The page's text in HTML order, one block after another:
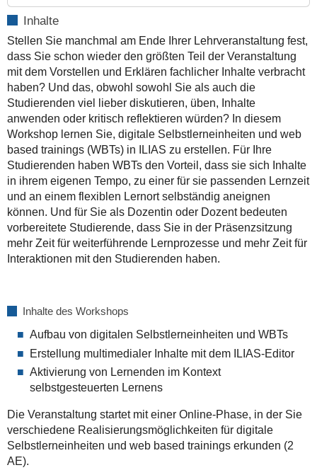
und-
gestalten
HRZ
|
Web
based
trainings
und
digitale
Selbstlerneinheiten
in
ILIAS
konzipieren
und
gestalten
(german)
2019-
2019-
14T13:00:00+01:00
Inhalte
Stellen Sie manchmal am Ende Ihrer Lehrveranstaltung fest,
dass Sie schon wieder den größten Teil der Veranstaltung
mit dem Vorstellen und Erklären fachlicher Inhalte verbracht
haben? Und das, obwohl sowohl Sie als auch die
Studierenden viel lieber diskutieren, üben, Inhalte
anwenden oder kritisch reflektieren würden? In diesem
Workshop lernen Sie, digitale Selbstlerneinheiten und web
based trainings (WBTs) in ILIAS zu erstellen. Für Ihre
Studierenden haben WBTs den Vorteil, dass sie sich Inhalte
in ihrem eigenen Tempo, zu einer für sie passenden Lernzeit
und an einem flexiblen Lernort selbständig aneignen
können. Und für Sie als Dozentin oder Dozent bedeuten
vorbereitete Studierende, dass Sie in der Präsenzsitzung
mehr Zeit für weiterführende Lernprozesse und mehr Zeit für
Interaktionen mit den Studierenden haben.
Inhalte des Workshops
Aufbau von digitalen Selbstlerneinheiten und WBTs
Erstellung multimedialer Inhalte mit dem ILIAS-Editor
Aktivierung von Lernenden im Kontext
selbstgesteuerten Lernens
Die Veranstaltung startet mit einer Online-Phase, in der Sie
verschiedene Realisierungsmöglichkeiten für digitale
Selbstlerneinheiten und web based trainings erkunden (2
AE).